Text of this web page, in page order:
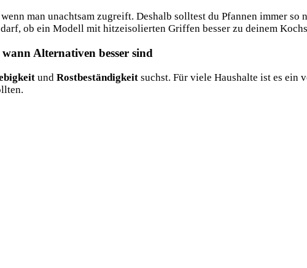
man unachtsam zugreift. Deshalb solltest du Pfannen immer
ob ein Modell mit hitzeisolierten Griffen besser zu deinem
Alternativen besser sind
und Rostbeständigkeit suchst. Für viele Haushalte ist es ein